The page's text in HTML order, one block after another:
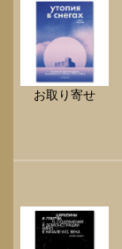
お取り寄せ